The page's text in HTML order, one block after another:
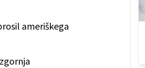
ameriškega